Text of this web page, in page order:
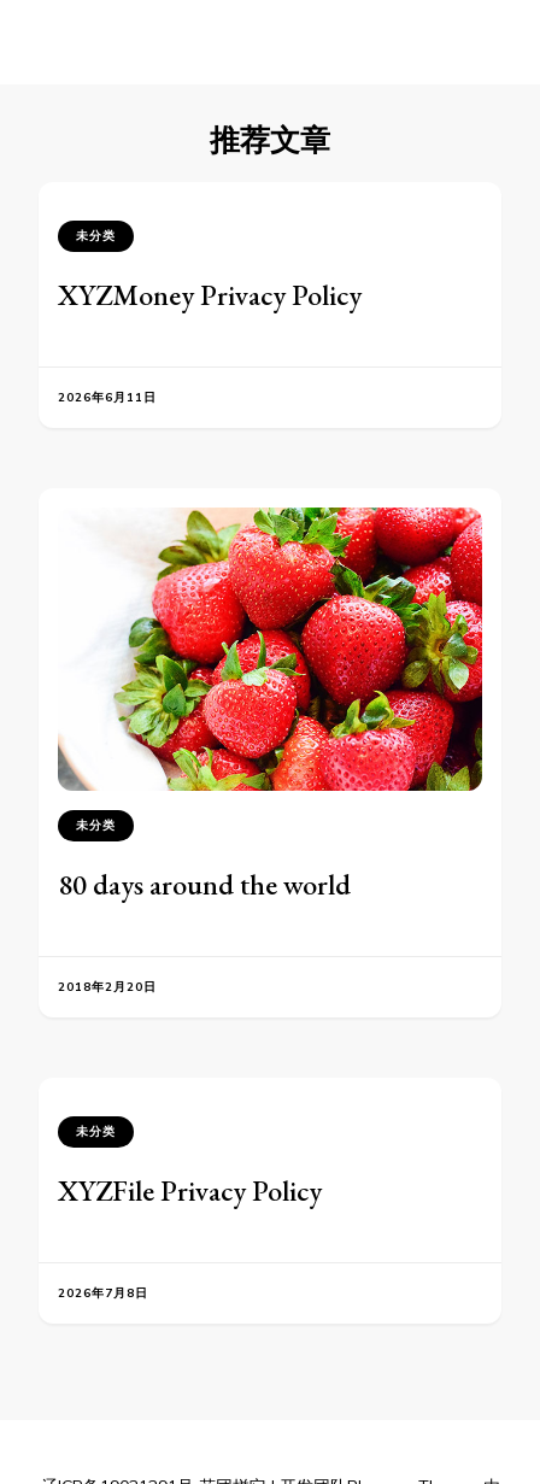
推荐文章
未分类
XYZMoney Privacy Policy
2026年6月11日
未分类
80 days around the world
2018年2月20日
未分类
XYZFile Privacy Policy
2026年7月8日